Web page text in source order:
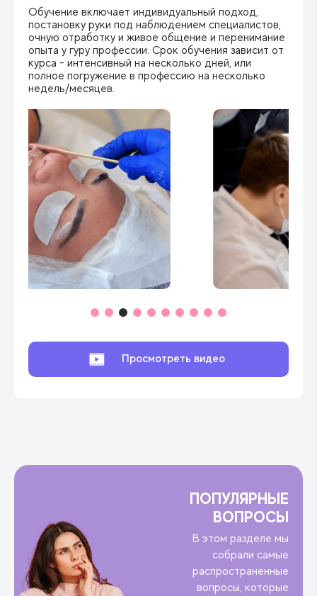
Просмотреть видео
Обучение включает индивидуальный подход,
постановку руки под наблюдением специалистов,
очную отработку и живое общение и перенимание
опыта у гуру профессии. Срок обучения зависит от
курса - интенсивный на несколько дней, или
полное погружение в профессию на несколько
недель/месяцев.
ПОПУЛЯРНЫЕ
ВОПРОСЫ
В этом разделе мы
собрали самые
распространенные
вопросы, которые